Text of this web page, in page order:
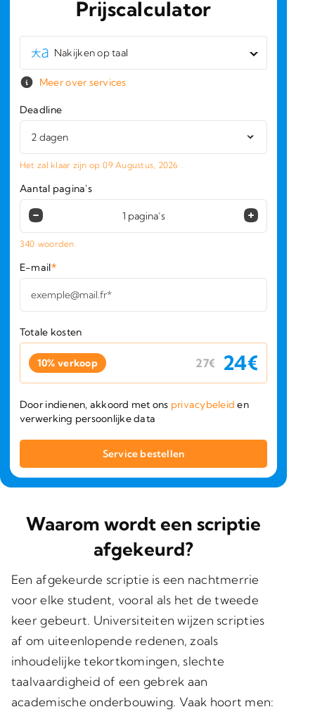
Prijscalculator
Nakijken op taal
Meer over services
Deadline
Het zal klaar zijn op 09 Augustus, 2026 .
Aantal pagina's
340 woorden.
E-mail*
Totale kosten
10% verkoop 27€ 24€
Door indienen, akkoord met ons privacybeleid en
verwerking persoonlijke data
Waarom wordt een scriptie
afgekeurd?
Een afgekeurde scriptie is een nachtmerrie
voor elke student, vooral als het detweede
keergebeurt. Universiteiten wijzen scripties
af om uiteenlopende redenen, zoals
inhoudelijke tekortkomingen, slechte
taalvaardigheid of een gebrek aan
academische onderbouwing. Vaak hoort men: